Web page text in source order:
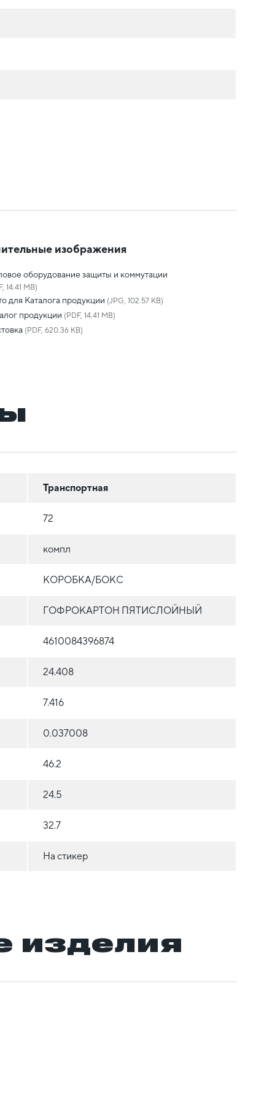
изображения
оборудование защиты и коммутации
14.41 MB)
для Каталога продукции (JPG, 102.57 KB)
продукции (PDF, 14.41 MB)
(PDF, 620.36 KB)
Транспортная
72
компл
КОРОБКА/БОКС
ГОФРОКАРТОН ПЯТИСЛОЙНЫЙ
4610084396874
24.408
7.416
0.037008
46.2
24.5
32.7
На стикер
изделия